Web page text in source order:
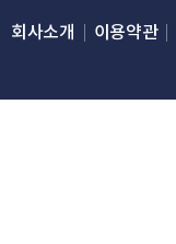
회사소개 이용약관